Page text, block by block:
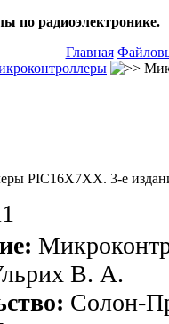
по радиоэлектронике.
Главная
PIC16X7XX. 3-е
В. А.
Солон-